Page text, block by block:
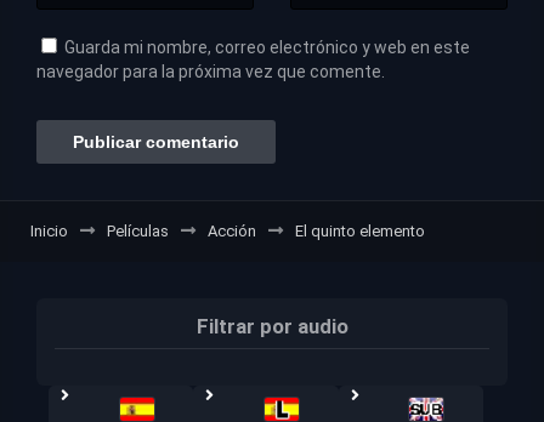
Guarda mi nombre, correo electrónico y web en este
navegador para la próxima vez que comente.
Inicio Películas Acción El quinto elemento
Filtrar por audio